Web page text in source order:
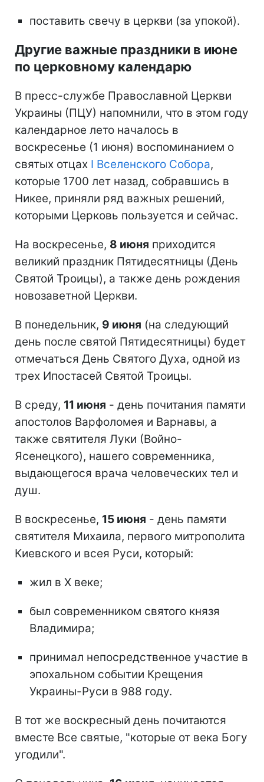
поставить свечу в церкви (за упокой).
Другие важные праздники в июне
по церковному календарю
В пресс-службе Православной Церкви
Украины (ПЦУ) напомнили, что в этом году
календарное лето началось в
воскресенье (1 июня) воспоминанием о
святых отцах I Вселенского Собора,
которые 1700 лет назад, собравшись в
Никее, приняли ряд важных решений,
которыми Церковь пользуется и сейчас.
На воскресенье, 8 июня приходится
великий праздник Пятидесятницы (День
Святой Троицы), а также день рождения
новозаветной Церкви.
В понедельник, 9 июня (на следующий
день после святой Пятидесятницы) будет
отмечаться День Святого Духа, одной из
трех Ипостасей Святой Троицы.
В среду, 11 июня - день почитания памяти
апостолов Варфоломея и Варнавы, а
также святителя Луки (Войно-
Ясенецкого), нашего современника,
выдающегося врача человеческих тел и
душ.
В воскресенье, 15 июня - день памяти
святителя Михаила, первого митрополита
Киевского и всея Руси, который:
жил в Х веке;
был современником святого князя
Владимира;
принимал непосредственное участие в
эпохальном событии Крещения
Украины-Руси в 988 году.
В тот же воскресный день почитаются
вместе Все святые, "которые от века Богу
угодили".